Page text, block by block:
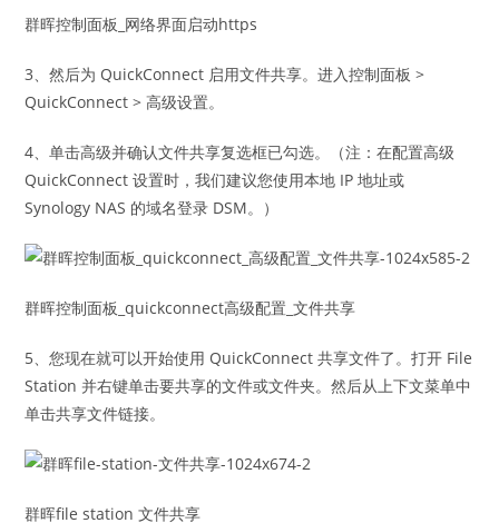
群晖控制面板_网络界面启动https
3、然后为 QuickConnect 启用文件共享。进入控制面板 >
QuickConnect > 高级设置。
4、单击高级并确认文件共享复选框已勾选。（注：在配置高级
QuickConnect 设置时，我们建议您使用本地 IP 地址或
Synology NAS 的域名登录 DSM。）
群晖控制面板_quickconnect高级配置_文件共享
5、您现在就可以开始使用 QuickConnect 共享文件了。打开 File
Station 并右键单击要共享的文件或文件夹。然后从上下文菜单中
单击共享文件链接。
群晖file station 文件共享